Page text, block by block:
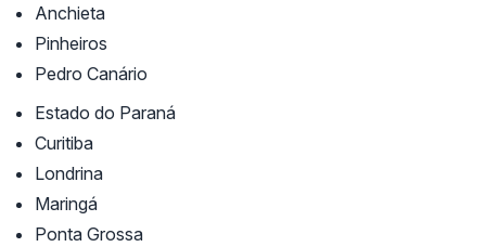
Anchieta
Pinheiros
Pedro Canário
Estado do Paraná
Curitiba
Londrina
Maringá
Ponta Grossa